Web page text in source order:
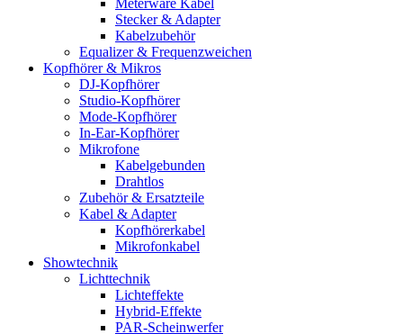
Meterware Kabel
Stecker & Adapter
Kabelzubehör
Equalizer & Frequenzweichen
Kopfhörer & Mikros
DJ-Kopfhörer
Studio-Kopfhörer
Mode-Kopfhörer
In-Ear-Kopfhörer
Mikrofone
Kabelgebunden
Drahtlos
Zubehör & Ersatzteile
Kabel & Adapter
Kopfhörerkabel
Mikrofonkabel
Showtechnik
Lichttechnik
Lichteffekte
Hybrid-Effekte
PAR-Scheinwerfer